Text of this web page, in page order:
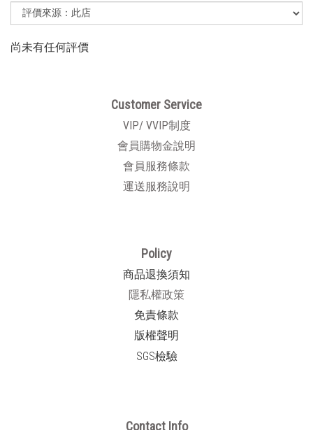
尚未有任何評價
Customer Service
VIP/ VVIP制度
會員購物金說明
會員服務條款
運送服務說明
Policy
商品退換須知
隱私權政策
免責條款
版權聲明
SGS檢驗
Contact Info